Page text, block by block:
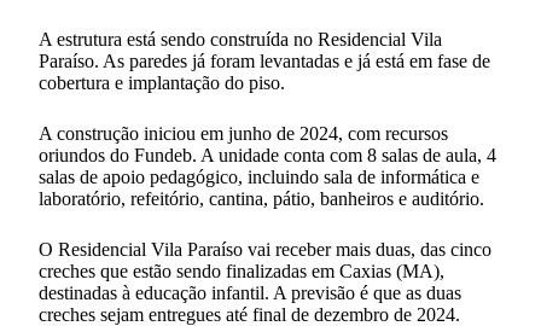
A estrutura está sendo construída no Residencial Vila
Paraíso. As paredes já foram levantadas e já está em fase de
cobertura e implantação do piso.
A construção iniciou em junho de 2024, com recursos
oriundos do Fundeb. A unidade conta com 8 salas de aula, 4
salas de apoio pedagógico, incluindo sala de informática e
laboratório, refeitório, cantina, pátio, banheiros e auditório.
O Residencial Vila Paraíso vai receber mais duas, das cinco
creches que estão sendo finalizadas em Caxias (MA),
destinadas à educação infantil. A previsão é que as duas
creches sejam entregues até final de dezembro de 2024.